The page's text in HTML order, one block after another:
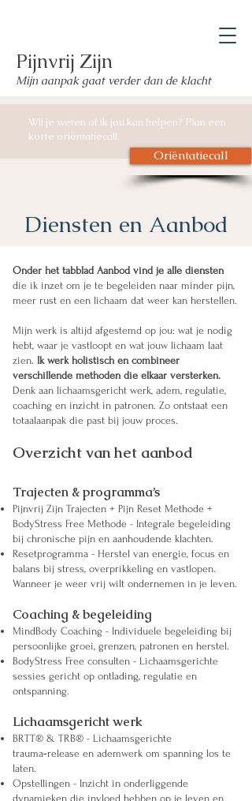
Pijnvrij Zijn
Mijn aanpak gaat verder dan de klacht
Wil je weten of ik jou kan helpen? Plan een
korte oriëntatiecall.
Oriëntatiecall
Diensten en Aanbod
Onder het tabblad Aanbod vind je alle diensten
die ik inzet om je te begeleiden naar minder pijn,
meer rust en een lichaam dat weer kan herstellen.
Mijn werk is altijd afgestemd op jou: wat je nodig
hebt, waar je vastloopt en wat jouw lichaam laat
zien. Ik werk holistisch en combineer
verschillende methoden die elkaar versterken.
Denk aan lichaamsgericht werk, adem, regulatie,
coaching en inzicht in patronen. Zo ontstaat een
totaalaanpak die past bij jouw proces.
Overzicht van het aanbod
Trajecten & programma’s
Pijnvrij Zijn Trajecten + Pijn Reset Methode +
BodyStress Free Methode - Integrale begeleiding
bij chronische pijn en aanhoudende klachten.
Resetprogramma - Herstel van energie, focus en
balans bij stress, overprikkeling en vastlopen.
Wanneer je weer vrij wilt ondernemen in je leven.
Coaching & begeleiding
MindBody Coaching - Individuele begeleiding bij
persoonlijke groei, grenzen, patronen en herstel.
BodyStress Free consulten - Lichaamsgerichte
sessies gericht op ontlading, regulatie en
ontspanning.
Lichaamsgericht werk
BRTT® & TRB® - Lichaamsgerichte
trauma‑release en ademwerk om spanning los te
laten.
Opstellingen - Inzicht in onderliggende
dynamieken die invloed hebben op je leven en